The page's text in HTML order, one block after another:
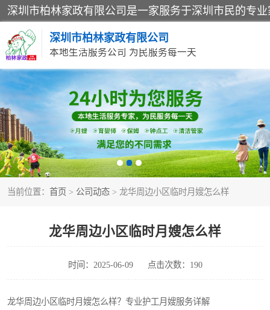
深圳市柏林家政有限公司
本地生活服务公司 为民服务每一天
当前位置： 首页 > 公司动态 > 龙华周边小区临时月嫂怎么样
龙华周边小区临时月嫂怎么样
时间：2025-06-09 点击次数：190
龙华周边小区临时月嫂怎么样？专业护工月嫂服务详解
家居保洁
家庭保姆